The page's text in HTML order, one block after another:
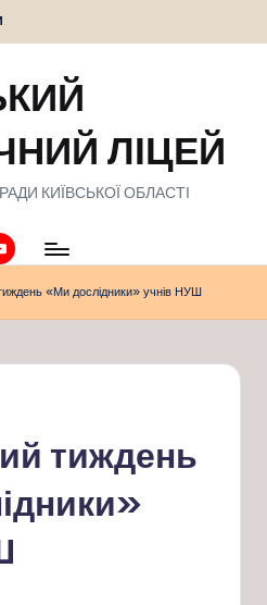
ЛІЦЕЙ
КИЇВСЬКОЇ ОБЛАСТІ
«Ми дослідники» учнів НУШ
тиждень